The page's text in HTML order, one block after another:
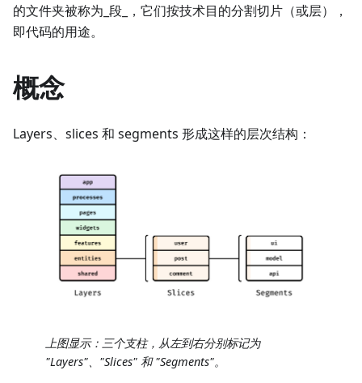
的文件夹被称为_段_，它们按技术目的分割切片（或层），
即代码的用途。
概念
Layers、slices 和 segments 形成这样的层次结构：
上图显示：三个支柱，从左到右分别标记为
"Layers"、"Slices" 和 "Segments"。